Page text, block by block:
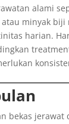
alami
minyak
harian.
bekas jerawat